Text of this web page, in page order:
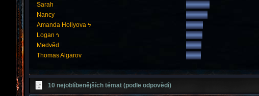
Sarah
Nancy
Amanda Hollyova ϟ
Logan ϟ
Medvěd
Thomas Algarov
10 nejoblíbenějších témat (podle odpovědí)